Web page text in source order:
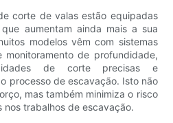
corte de valas estão equipadas
aumentam ainda mais a sua
modelos vêm com sistemas
de profundidade,
de corte precisas e
processo de escavação. Isto não
mas também minimiza o risco
nos trabalhos de escavação.